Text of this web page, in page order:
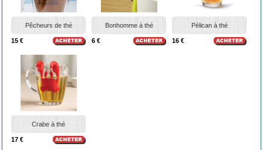
Pêcheurs de thé
15 €
Bonhomme à thé
6 €
Pélican à thé
16 €
Crabe à thé
17 €